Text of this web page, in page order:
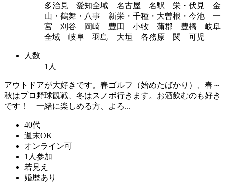
多治見 愛知全域 名古屋 名駅 栄・伏見 金
山・鶴舞・八事 新栄・千種・大曽根・今池 一
宮 刈谷 岡崎 豊田 小牧 蒲郡 豊橋 岐阜
全域 岐阜 羽島 大垣 各務原 関 可児
人数
1人
アウトドアが大好きです。春ゴルフ（始めたばかり）、春～
秋はプロ野球観戦、冬はスノボ行きます。お酒飲むのも好き
です！ 一緒に楽しめる方、よろ...
40代
週末OK
オンライン可
1人参加
若見え
婚歴あり